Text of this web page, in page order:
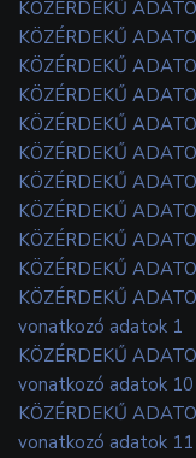
KÖZÉRDEKŰ
KÖZÉRDEKŰ
KÖZÉRDEKŰ
KÖZÉRDEKŰ
KÖZÉRDEKŰ
KÖZÉRDEKŰ
KÖZÉRDEKŰ
KÖZÉRDEKŰ
KÖZÉRDEKŰ
KÖZÉRDEKŰ
KÖZÉRDEKŰ
vonatkozó adatok 1
KÖZÉRDEKŰ
vonatkozó adatok 10
KÖZÉRDEKŰ
vonatkozó adatok 11